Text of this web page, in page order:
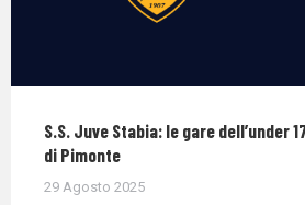
S.S. Juve Stabia: le gare dell’under
di Pimonte
29 Agosto 2025